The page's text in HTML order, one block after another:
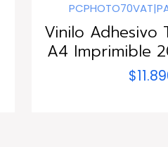
PCPHOTO70VAT|
Vinilo Adhesivo
A4 Imprimible